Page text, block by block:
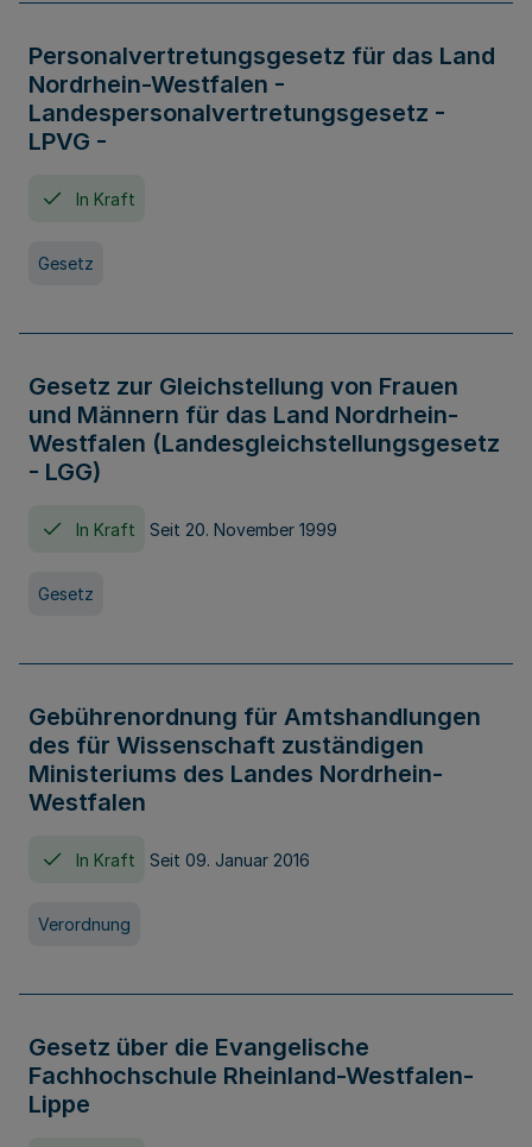
Personalvertretungsgesetz für das Land
Nordrhein-Westfalen -
Landespersonalvertretungsgesetz -
LPVG -
In Kraft
Gesetz
Gesetz zur Gleichstellung von Frauen
und Männern für das Land Nordrhein-
Westfalen (Landesgleichstellungsgesetz
- LGG)
In Kraft Seit 20. November 1999
Gesetz
Gebührenordnung für Amtshandlungen
des für Wissenschaft zuständigen
Ministeriums des Landes Nordrhein-
Westfalen
In Kraft Seit 09. Januar 2016
Verordnung
Gesetz über die Evangelische
Fachhochschule Rheinland-Westfalen-
Lippe